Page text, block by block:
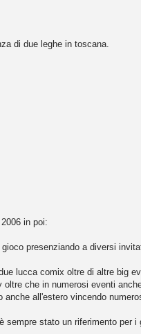
di due leghe in toscana.
in poi:
presenziando a diversi
lucca comix oltre di altre big
oltre che in numerosi eventi
all'estero vincendo
stato un riferimento per